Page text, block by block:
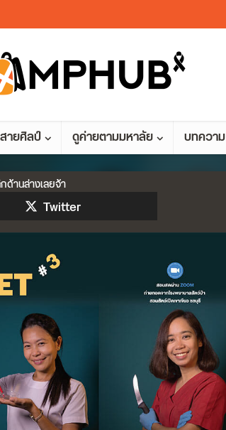
ายศิลป์ ดูค่ายตามมหาลัย บทความ
ด้านล่างเลยจ้า
Twitter